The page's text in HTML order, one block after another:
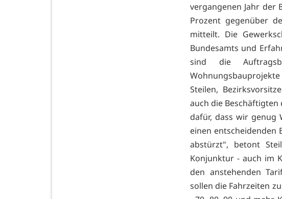
vergangenen Jahr der
Prozent gegenüber
mitteilt. Die
Bundesamts und
sind die
Steilen,
auch die
dafür, dass wir genug
einen entscheidenden
abstürzt", betont
Konjunktur - auch im
den anstehenden
sollen die Fahrzeiten